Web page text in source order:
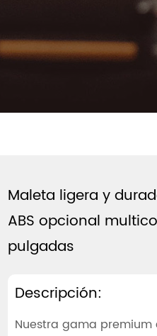
Maleta ligera y
ABS opcional
pulgadas
Descripción:
Nuestra gama